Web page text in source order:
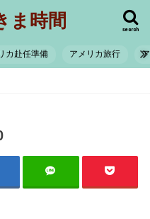
ま時間 search
カ赴任準備 アメリカ旅行